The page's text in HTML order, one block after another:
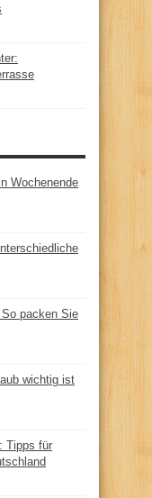
Wochenende
packen Sie
wichtig ist
Tipps für